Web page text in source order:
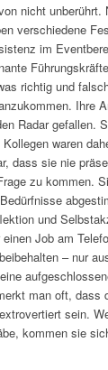
nicht unberührt.
verschiedene
im
richtig und
Ihre
Radar gefallen.
waren
dass sie nie
zu kommen.
und
Job am
– nur
man oft, dass
sein.
kommen sie